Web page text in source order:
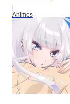
Animes